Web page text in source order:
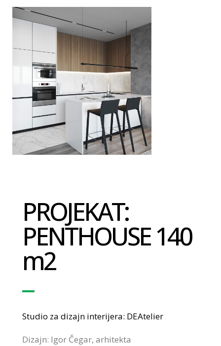
PROJEKAT:
PENTHOUSE 140
m2
Studio za dizajn interijera: DEAtelier
Dizajn: Igor Čegar, arhitekta